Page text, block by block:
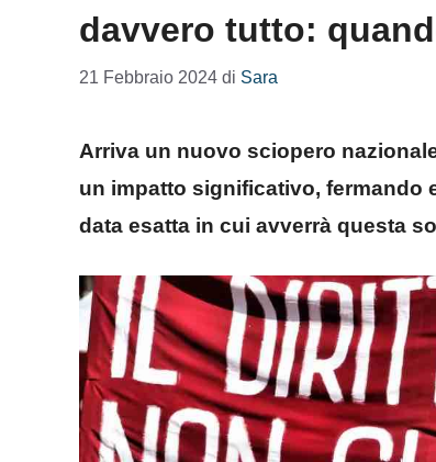
davvero tutto:
21 Febbraio 2024 di Sara
Arriva un nuovo sciopero
un impatto significativo, fermando
data esatta in cui avverrà questa